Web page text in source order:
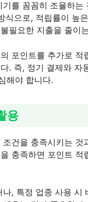
를 꼼꼼히 조율하는
으로, 적립률이 높
필요한 지출을 줄이
포인트를 추가로 적
. 즉, 정기 결제와 자
해야 합니다.
용
건을 충족시키는 것
충족하면 포인트 적
, 특정 업종 사용 시